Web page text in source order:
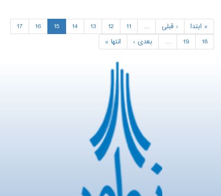
« ابتدا ‹ قبلی …
11
12
13
14
15
16
17
18
19
… بعدی › انتها »